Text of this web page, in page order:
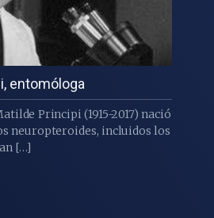
entomóloga
Principi (1915-2017) nació
neuropteroides, incluidos los
[…]